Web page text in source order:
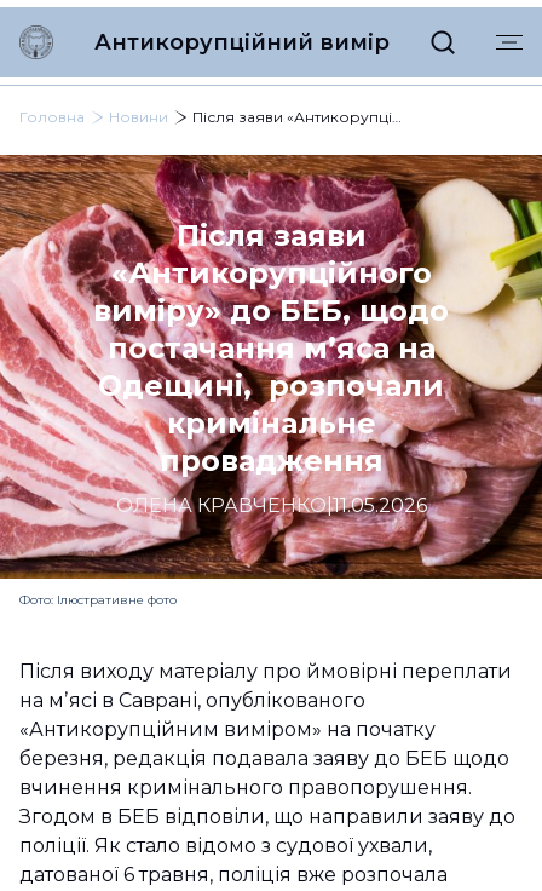
Антикорупційний вимір
Головна Новини Після заяви «Антикорупційного виміру» до БЕБ, щодо постачання мʼяса на Одещині, розпочали кримінальне провадження
Після заяви
«Антикорупційного
виміру» до БЕБ, щодо
постачання мʼяса на
Одещині, розпочали
кримінальне
провадження
ОЛЕНА КРАВЧЕНКО|11.05.2026
Фото: Ілюстративне фото
Після виходу матеріалу про ймовірні переплати
на мʼясі в Саврані, опублікованого
«Антикорупційним виміром» на початку
березня, редакція подавала заяву до БЕБ щодо
вчинення кримінального правопорушення.
Згодом в БЕБ відповіли, що направили заяву до
поліції. Як стало відомо з судової ухвали,
датованої 6 травня, поліція вже розпочала